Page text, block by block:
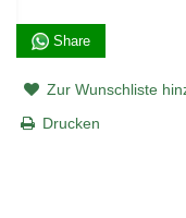
Share
Zur Wunschliste
Drucken